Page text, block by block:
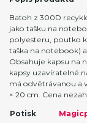
Batoh z 300D
jako tašku na
polyesteru, poutko
taška na notebook)
Obsahuje kapsu na
kapsy uzavíratelné
má odvětrávanou a
× 20 cm. Cena
Potisk